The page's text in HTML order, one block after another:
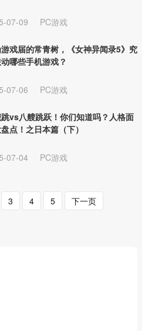
07-09 PC游戏
戏届的常青树，《女神异闻录5》究
哪些手机游戏？
07-06 PC游戏
vs八艘跳跃！你们知道吗？人格面
点！之日本篇（下）
07-04 PC游戏
3 4 5 下一页